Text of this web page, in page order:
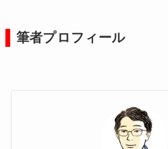
筆者プロフィール